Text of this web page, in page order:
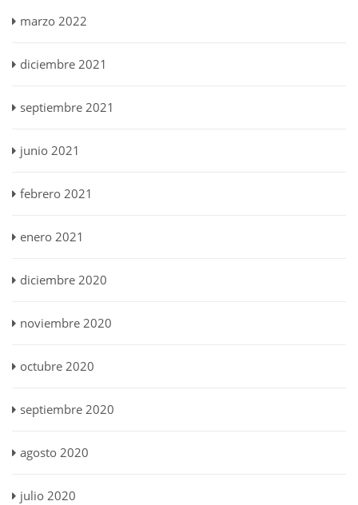
marzo 2022
diciembre 2021
septiembre 2021
junio 2021
febrero 2021
enero 2021
diciembre 2020
noviembre 2020
octubre 2020
septiembre 2020
agosto 2020
julio 2020